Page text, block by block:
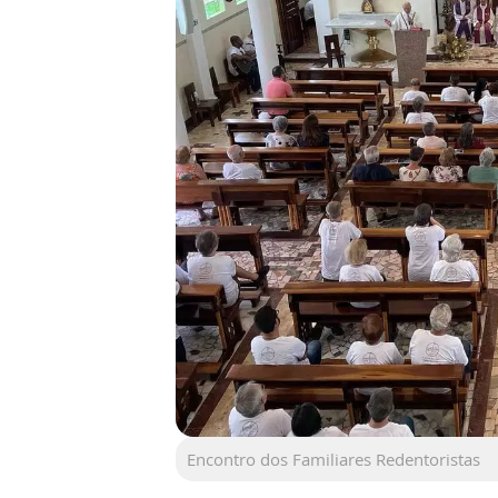
Encontro dos Familiares Redentoristas